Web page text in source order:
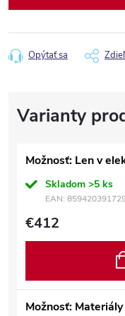
Opýtať sa
Možnosť: Len v
Skladom >5 ks
EAN:
€412
Možnosť: